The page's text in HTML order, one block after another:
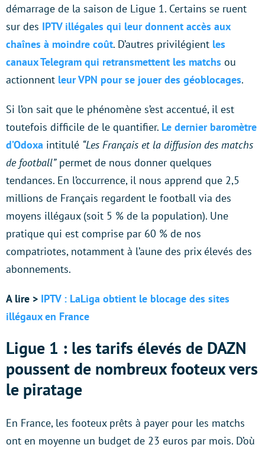
démarrage de la saison de Ligue 1. Certains se ruent
sur des IPTV illégales qui leur donnent accès aux
chaînes à moindre coût. D’autres privilégient les
canaux Telegram qui retransmettent les matchs ou
actionnent leur VPN pour se jouer des géoblocages.
Si l’on sait que le phénomène s’est accentué, il est
toutefois difficile de le quantifier. Le dernier baromètre
d’Odoxa intitulé “Les Français et la diffusion des matchs
de football”permet de nous donner quelques
tendances. En l’occurrence, il nous apprend que 2,5
millions de Français regardent le football via des
moyens illégaux (soit 5 % de la population). Une
pratique qui est comprise par 60 % de nos
compatriotes, notamment à l’aune des prix élevés des
abonnements.
A lire > IPTV : LaLiga obtient le blocage des sites
illégaux en France
Ligue 1 : les tarifs élevés de DAZN
poussent de nombreux footeux vers
le piratage
En France, les footeux prêts à payer pour les matchs
ont en moyenne un budget de 23 euros par mois. D’où